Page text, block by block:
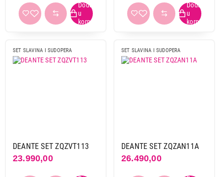
SET SLAVINA I SUDOPERA
DEANTE SET ZQZVT113
23.990,00
SET SLAVINA I SUDOPERA
DEANTE SET ZQZAN11A
26.490,00